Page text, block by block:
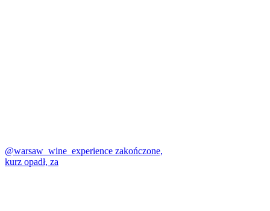
@warsaw_wine_experience zakończone,
kurz opadł, za